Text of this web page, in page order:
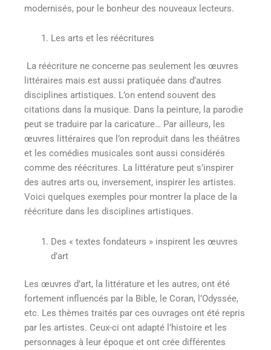
modernisés, pour le bonheur des nouveaux lecteurs.
Les arts et les réécritures
La réécriture ne concerne pas seulement les œuvres
littéraires mais est aussi pratiquée dans d’autres
disciplines artistiques. L’on entend souvent des
citations dans la musique. Dans la peinture, la parodie
peut se traduire par la caricature… Par ailleurs, les
œuvres littéraires que l’on reproduit dans les théâtres
et les comédies musicales sont aussi considérés
comme des réécritures. La littérature peut s’inspirer
des autres arts ou, inversement, inspirer les artistes.
Voici quelques exemples pour montrer la place de la
réécriture dans les disciplines artistiques.
Des « textes fondateurs » inspirent les œuvres
d’art
Les œuvres d’art, la littérature et les autres, ont été
fortement influencés par la Bible, le Coran, l’Odyssée,
etc. Les thèmes traités par ces ouvrages ont été repris
par les artistes. Ceux-ci ont adapté l’histoire et les
personnages à leur époque et ont crée différentes